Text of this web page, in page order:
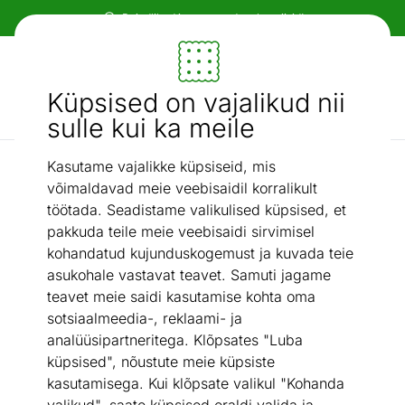
Küpsised on vajalikud nii
sulle kui ka meile
Kasutame vajalikke küpsiseid, mis
võimaldavad meie veebisaidil korralikult
töötada. Seadistame valikulised küpsised, et
pakkuda teile meie veebisaidi sirvimisel
kohandatud kujunduskogemust ja kuvada teie
asukohale vastavat teavet. Samuti jagame
teavet meie saidi kasutamise kohta oma
sotsiaalmeedia-, reklaami- ja
analüüsipartneritega. Klõpsates "Luba
küpsised", nõustute meie küpsiste
kasutamisega. Kui klõpsate valikul "Kohanda
Paindlikud ja mugavad makseviisid!
Mööbel ja sisustus - ON24
Otsi...
AI otsing
E14 / LED elektripirn E14 5,5 W 4 tk